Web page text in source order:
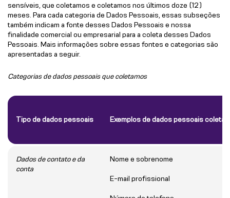
sensíveis, que coletamos e coletamos nos últimos doze (12)
meses. Para cada categoria de Dados Pessoais, essas subseções
também indicam a fonte desses Dados Pessoais e nossa
finalidade comercial ou empresarial para a coleta desses Dados
Pessoais. Mais informações sobre essas fontes e categorias são
apresentadas a seguir.
Categorias de dados pessoais que coletamos
Tipo de dados pessoais Exemplos de dados pessoais
Dados de contato e da
conta
Nome e sobrenome
E-mail profissional